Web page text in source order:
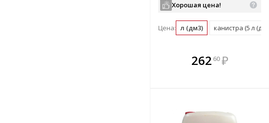
Хорошая цена!
Цена: л (дм3) канистра (5 л (дм3))
262 60 ₽
В комплекте
всегда выгоднее!